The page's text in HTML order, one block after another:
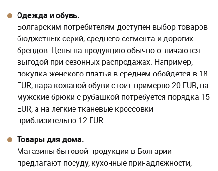
EUR, пара кожаной обуви стоит примерно 20 EUR, на
мужские брюки с рубашкой потребуется порядка 15
EUR, а на легкие тканевые кроссовки —
приблизительно 12 EUR.
Товары для дома.
Магазины бытовой продукции в Болгарии
предлагают посуду, кухонные принадлежности,
мебель, технику, декор. У покупателей есть
возможность сделать выгодную покупку с учетом
набор ножей предлагается за 17 EUR, сковорода —
за 14 EUR. Покупка дивана для гостиной или кухни
потребует затрат в размере от 900 EUR.